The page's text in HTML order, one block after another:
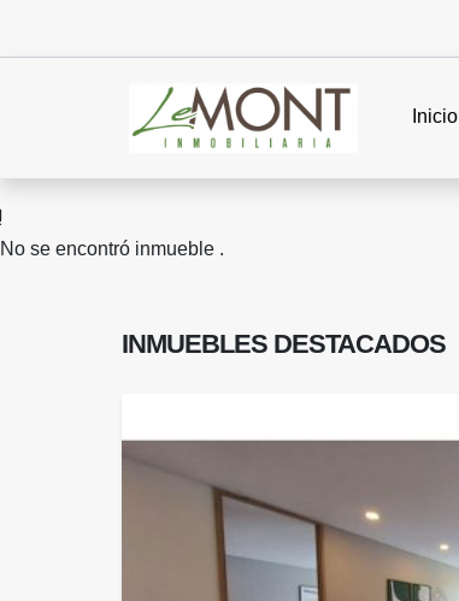
Inicio
No se encontró inmueble .
INMUEBLES DESTACADOS